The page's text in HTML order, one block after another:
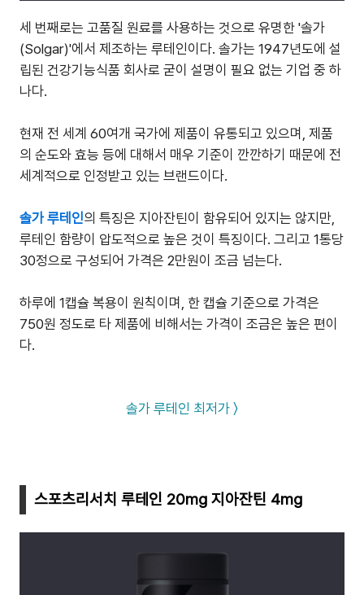
세 번째로는 고품질 원료를 사용하는 것으로 유명한 '솔가
(Solgar)'에서 제조하는 루테인이다. 솔가는 1947년도에 설
립된 건강기능식품 회사로 굳이 설명이 필요 없는 기업 중 하
나다.
현재 전 세계 60여개 국가에 제품이 유통되고 있으며, 제품
의 순도와 효능 등에 대해서 매우 기준이 깐깐하기 때문에 전
세계적으로 인정받고 있는 브랜드이다.
솔가 루테인의 특징은 지아잔틴이 함유되어 있지는 않지만,
루테인 함량이 압도적으로 높은 것이 특징이다. 그리고 1통당
30정으로 구성되어 가격은 2만원이 조금 넘는다.
하루에 1캡슐 복용이 원칙이며, 한 캡슐 기준으로 가격은
750원 정도로 타 제품에 비해서는 가격이 조금은 높은 편이
다.
솔가 루테인 최저가 〉
스포츠리서치 루테인 20mg 지아잔틴 4mg